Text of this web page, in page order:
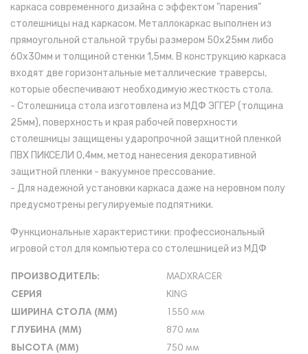
каркаса современного дизайна с эффектом "парения"
столешницы над каркасом. Металлокаркас выполнен из
прямоугольной стальной трубы размером 50х25мм либо
60х30мм и толщиной стенки 1,5мм. В конструкцию каркаса
входят две горизонтальные металлические траверсы,
которые обеспечивают необходимую жесткость стола.
- Столешница стола изготовлена из МДФ ЭГГЕР (толщина
25мм), поверхность и края рабочей поверхности
столешницы защищены ударопрочной защитной пленкой
ПВХ ПИКСЕЛИ 0,4мм, метод нанесения декоративной
защитной пленки - вакуумное прессование.
- Для надежной установки каркаса даже на неровном полу
предусмотрены регулируемые подпятники.
Функциональные характеристики: профессиональный
игровой стол для компьютера со столешницей из МДФ
ПРОИЗВОДИТЕЛЬ:
MADXRACER
СЕРИЯ
KING
ШИРИНА СТОЛА (ММ)
1550 мм
ГЛУБИНА (ММ)
870 мм
ВЫСОТА (ММ)
750 мм